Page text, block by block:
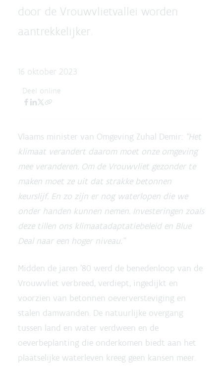
door de Vrouwvlietvallei worden
aantrekkelijker.
16 oktober 2023
Deel online
Vlaams minister van Omgeving Zuhal Demir: “Het
klimaat verandert daarom moet onze omgeving
mee veranderen. Om de Vrouwvliet gezonder te
maken moet ze uit dat strakke betonnen
keurslijf. En zo zijn er nog waterlopen die we
onder handen kunnen nemen. Investeringen zoals
deze tillen ons klimaatadaptatiebeleid en Blue
Deal naar een hoger niveau.”
Midden de jaren ’80 werd de benedenloop van de
Vrouwvliet verbreed, verdiept, ingedijkt en
voorzien van betonnen oeverversteviging en
stalen damwanden. De natuurlijke overgang
tussen land en water verdween en de
oeverbeplanting die onderkomen biedt aan het
plaatselijke waterleven kreeg geen kansen meer.